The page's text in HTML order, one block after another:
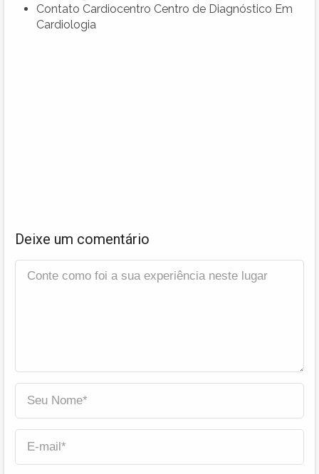
Contato Cardiocentro Centro de Diagnóstico Em
Cardiologia
Deixe um comentário